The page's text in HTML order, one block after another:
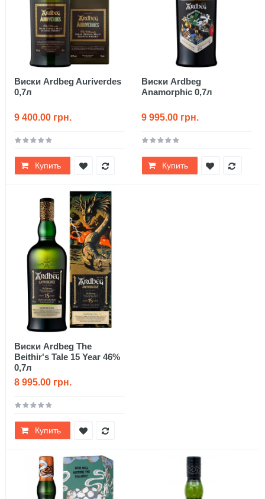
Виски Ardbeg Auriverdes
0,7л
9 400.00 грн.
Купить
Виски Ardbeg
Anamorphic 0,7л
9 995.00 грн.
Купить
Виски Ardbeg The
Beithir's Tale 15 Year 46%
0,7л
8 995.00 грн.
Купить